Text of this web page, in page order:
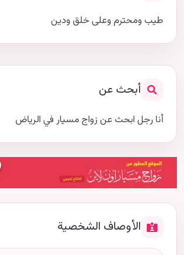
طيب ومحترم وعلى خلق ودين
أبحث عن
أنا رجل ابحث عن زواج مسيار في الرياض
الأوصاف الشخصية